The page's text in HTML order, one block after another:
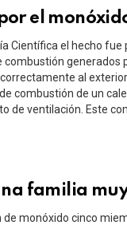
el
Científica el hecho fue
combustión generados
al
combustión de un
de ventilación. Este
familia
de monóxido cinco